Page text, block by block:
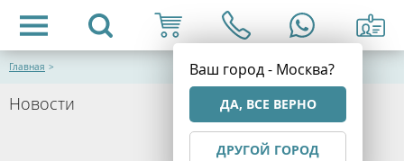
Ваш город - Москва?
ДА, ВСЕ ВЕРНО
ДРУГОЙ ГОРОД
Главная >
Новости